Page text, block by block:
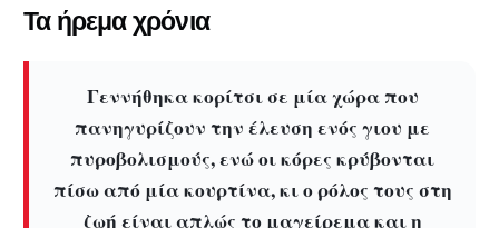
Τα ήρεμα χρόνια
Γεννήθηκα κορίτσι σε μία χώρα που
πανηγυρίζουν την έλευση ενός γιου με
πυροβολισμούς, ενώ οι κόρες κρύβονται
πίσω από μία κουρτίνα, κι ο ρόλος τους στη
ζωή είναι απλώς το μαγείρεμα και η